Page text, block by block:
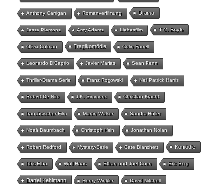
Anthony Carrigan Romanverfilmung Drama
Jesse Plemons Amy Adams Liebesfilm T.C. Boyle
Olivia Colman Tragikomödie Colin Farrell
Leonardo DiCaprio Javier Marías Sean Penn
Thriller-Drama Serie Franz Rogowski Neil Patrick Harris
Robert De Niro J.K. Simmons Christian Kracht
französischer Film Martin Walser Sandra Hüller
Noah Baumbach Christoph Hein Jonathan Nolan
Robert Redford Mystery-Serie Cate Blanchett Komödie
Idris Elba Wolf Haas Ethan und Joel Coen Eric Berg
Daniel Kehlmann Henry Winkler David Mitchell